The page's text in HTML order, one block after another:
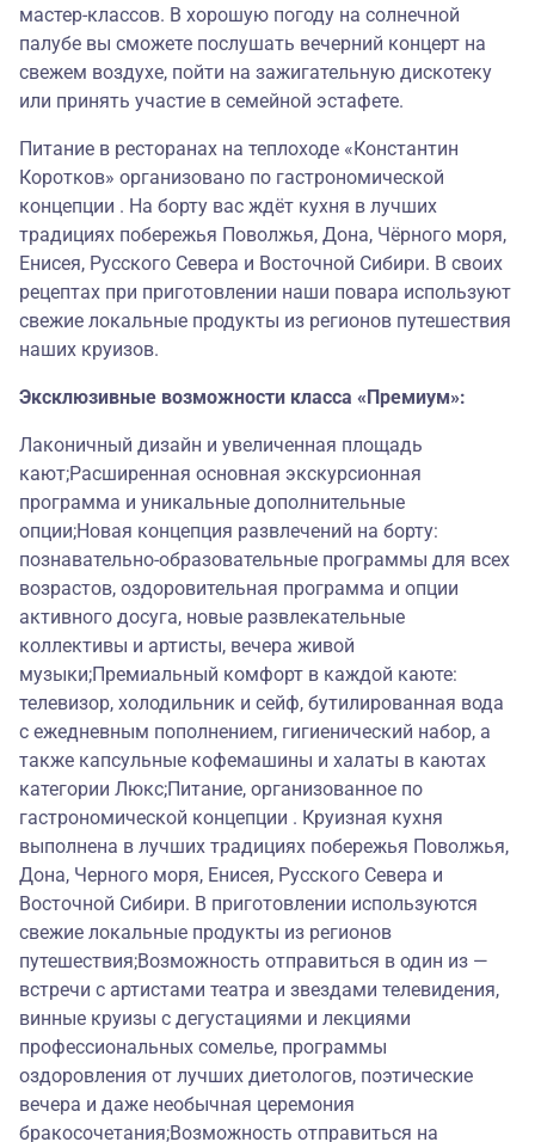
мастер-классов. В хорошую погоду на солнечной
палубе вы сможете послушать вечерний концерт на
свежем воздухе, пойти на зажигательную дискотеку
или принять участие в семейной эстафете.
Питание в ресторанах на теплоходе «Константин
Коротков» организовано по гастрономической
концепции . На борту вас ждёт кухня в лучших
традициях побережья Поволжья, Дона, Чёрного моря,
Енисея, Русского Севера и Восточной Сибири. В своих
рецептах при приготовлении наши повара используют
свежие локальные продукты из регионов путешествия
наших круизов.
Эксклюзивные возможности класса «Премиум»:
Лаконичный дизайн и увеличенная площадь
кают;Расширенная основная экскурсионная
программа и уникальные дополнительные
опции;Новая концепция развлечений на борту:
познавательно-образовательные программы для всех
возрастов, оздоровительная программа и опции
активного досуга, новые развлекательные
коллективы и артисты, вечера живой
музыки;Премиальный комфорт в каждой каюте:
телевизор, холодильник и сейф, бутилированная вода
с ежедневным пополнением, гигиенический набор, а
также капсульные кофемашины и халаты в каютах
категории Люкс;Питание, организованное по
гастрономической концепции . Круизная кухня
выполнена в лучших традициях побережья Поволжья,
Дона, Черного моря, Енисея, Русского Севера и
Восточной Сибири. В приготовлении используются
свежие локальные продукты из регионов
путешествия;Возможность отправиться в один из —
встречи с артистами театра и звездами телевидения,
винные круизы с дегустациями и лекциями
профессиональных сомелье, программы
оздоровления от лучших диетологов, поэтические
вечера и даже необычная церемония
бракосочетания;Возможность отправиться на